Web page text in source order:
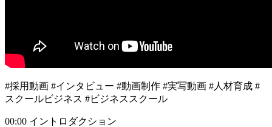
#採用動画 #インタビュー #動画制作 #実写動画 #人材育成 #
スクールビジネス #ビジネススクール
00:00 イントロダクション